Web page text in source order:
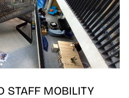
STAFF MOBILITY